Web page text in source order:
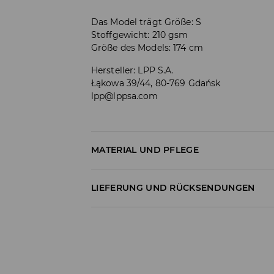
Das Model trägt Größe: S
Stoffgewicht: 210 gsm
Größe des Models: 174 cm
Hersteller: LPP S.A.
Łąkowa 39/44, 80-769 Gdańsk
lpp@lppsa.com
MATERIAL UND PFLEGE
ERSTER STOFF 95% BAUMWOLLE, 5% ELASTHAN
BLEICHEN NICHT ERLAUBT
LIEFERUNG UND RÜCKSENDUNGEN